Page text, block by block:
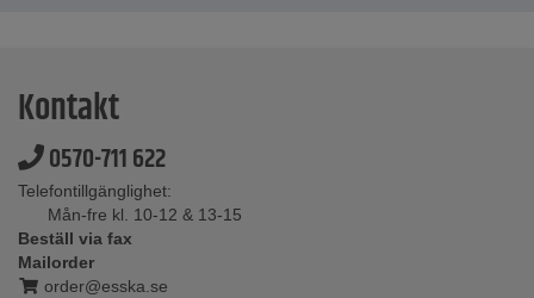
Kontakt
0570-711 622
Telefontillgänglighet:
Mån-fre kl. 10-12 & 13-15
Beställ via fax
Mailorder
order@esska.se